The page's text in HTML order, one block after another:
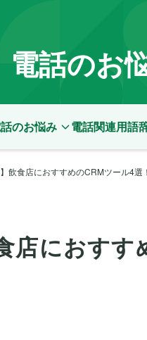
電話のお
のお悩み 電話関連用語
飲食店におすすめのCRMツール4選！
店におす